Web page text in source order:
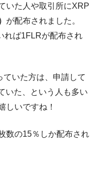
いた人や取引所にXRP
が配布されました。
れば1FLRが配布され
いた方は、申請して
いた、という人も多い
しいですね！
数の15％しか配布され